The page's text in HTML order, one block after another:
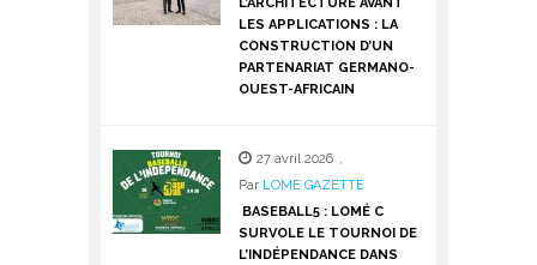
L’ARCHITECTURE AVANT
LES APPLICATIONS : LA
CONSTRUCTION D’UN
PARTENARIAT GERMANO-
OUEST-AFRICAIN
27 avril 2026 ,
Par LOME GAZETTE
BASEBALL5 : LOMÉ C
SURVOLE LE TOURNOI DE
L’INDÉPENDANCE DANS